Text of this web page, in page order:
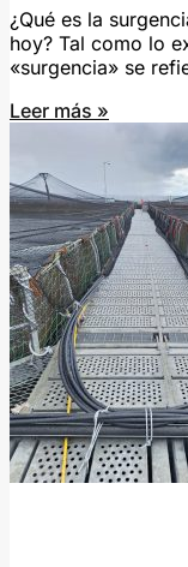
¿Qué es la
hoy? Tal como lo
«surgencia» se
Leer más »